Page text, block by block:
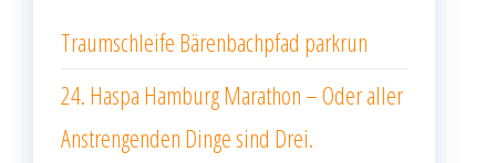
Traumschleife Bärenbachpfad parkrun
24. Haspa Hamburg Marathon – Oder aller
Anstrengenden Dinge sind Drei.